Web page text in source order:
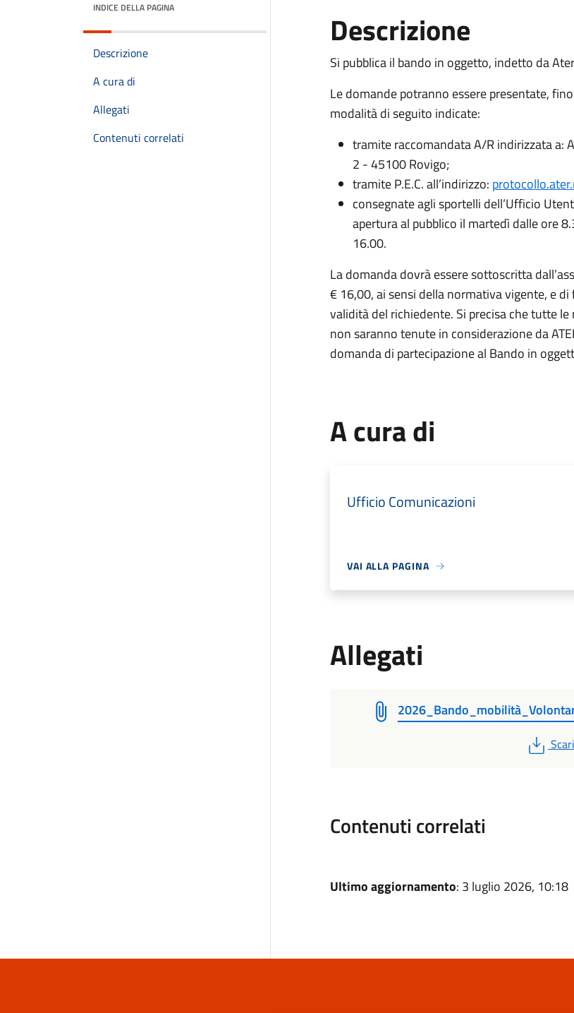
INDICE DELLA PAGINA
Descrizione
A cura di
Allegati
Contenuti correlati
Descrizione
Si pubblica il bando in oggetto, indetto da
Le domande potranno essere presentate,
modalità di seguito indicate:
tramite raccomandata A/R indirizzata a:
2 - 45100 Rovigo;
tramite P.E.C. all’indirizzo:
consegnate agli sportelli dell’Ufficio
apertura al pubblico il martedì dalle ore
16.00.
La domanda dovrà essere sottoscritta
€ 16,00, ai sensi della normativa vigente, e
validità del richiedente. Si precisa che tutte
non saranno tenute in considerazione da
domanda di partecipazione al Bando in
A cura di
Ufficio Comunicazioni
VAI ALLA PAGINA
Allegati
PDF
Contenuti correlati
Ultimo aggiornamento: 3 luglio 2026, 10:18